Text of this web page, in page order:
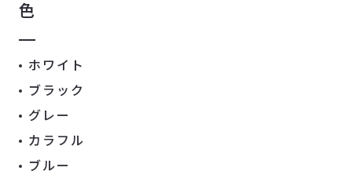
色
ホワイト
ブラック
グレー
カラフル
ブルー